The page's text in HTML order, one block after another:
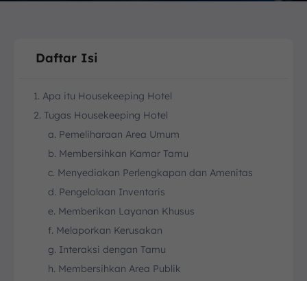
Daftar Isi
1. Apa itu Housekeeping Hotel
2. Tugas Housekeeping Hotel
a. Pemeliharaan Area Umum
b. Membersihkan Kamar Tamu
c. Menyediakan Perlengkapan dan Amenitas
d. Pengelolaan Inventaris
e. Memberikan Layanan Khusus
f. Melaporkan Kerusakan
g. Interaksi dengan Tamu
h. Membersihkan Area Publik